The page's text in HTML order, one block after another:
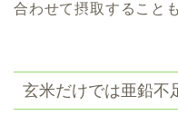
合わせて摂取すること
玄米だけでは亜鉛不